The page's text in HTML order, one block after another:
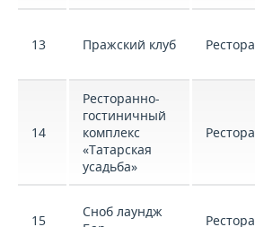
13 Пражский клуб
14
Ресторанно-
гостиничный
комплекс
«Татарская
усадьба»
15
Сноб лаундж